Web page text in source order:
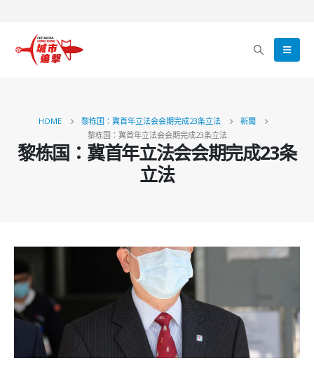
HOME 黎栋国：冀首年立法会会期完成23条立法
新聞
黎栋国：冀首年立法会会期完成23条立法
黎栋国：冀首年立法会会期完成23条
立法